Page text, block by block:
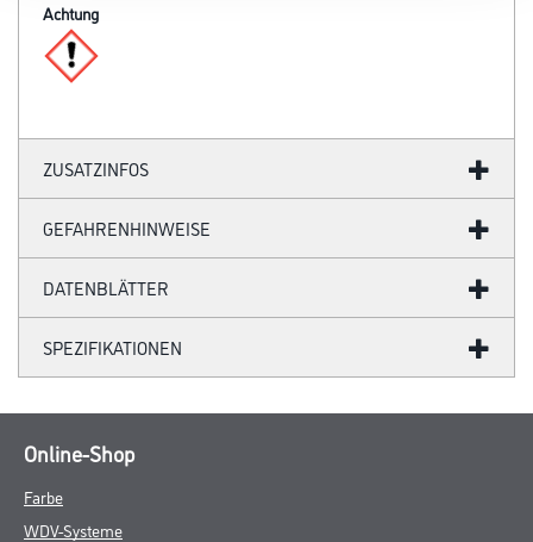
Achtung
ZUSATZINFOS
GEFAHRENHINWEISE
DATENBLÄTTER
SPEZIFIKATIONEN
Online-Shop
Farbe
WDV-Systeme